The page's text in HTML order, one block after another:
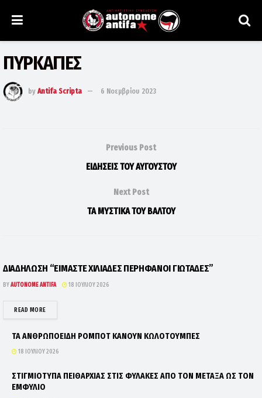
ΠΥΡΚΑΓΙΕΣ
by Antifa Scripta 6 Νοεμβρίου 2023
Previous Post
ΕΙΔΗΣΕΙΣ ΤΟΥ ΑΥΓΟΥΣΤΟΥ
Next Post
ΤΑ ΜΥΣΤΙΚΑ ΤΟΥ ΒΑΛΤΟΥ
ΔΙΑΔΗΛΩΣΗ “ΕΙΜΑΣΤΕ ΧΙΛΙΑΔΕΣ ΠΕΡΗΦΑΝΟΙ ΓΙΩΤΑΔΕΣ”
BYAUTONOME ANTIFA 18 ΙΟΥΛΊΟΥ 2026
READ MOREDETAILS
ΤΑ ΑΝΘΡΩΠΟΕΙΔΗ ΡΟΜΠΟΤ ΚΑΝΟΥΝ ΚΩΛΟΤΟΥΜΠΕΣ
18 ΙΟΥΛΊΟΥ 2026
ΣΤΙΓΜΙΟΤΥΠΑ ΠΕΙΘΑΡΧΙΑΣ ΣΤΙΣ ΦΥΛΑΚΕΣ ΑΠΟ ΤΟΝ ΜΕΤΑΞΑ ΩΣ ΤΟΝ
ΕΜΦΥΛΙΟ